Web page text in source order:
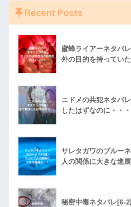
Recent Posts
蜜蜂ライアーネタバ
外の目的を持っていた
ニドメの共犯ネタバ
したはずなのに・・・
サレタガワのブルー
人の関係に大きな進
秘密中毒ネタバレ[6-